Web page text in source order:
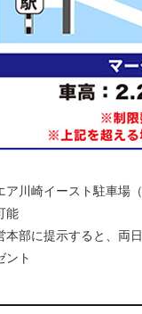
ア川崎イースト駐車場
能
本部に提示すると、両
ント